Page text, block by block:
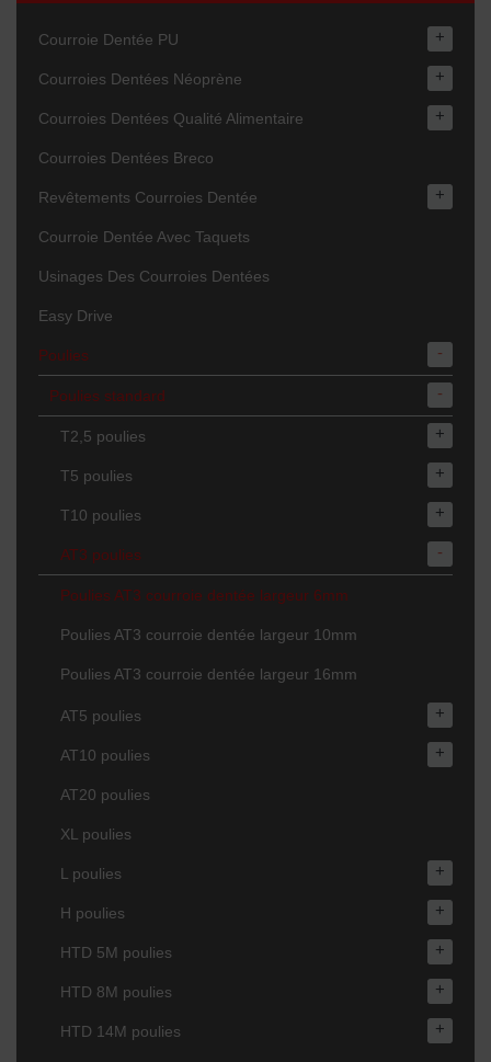
Courroie Dentée PU +
Courroies Dentées Néoprène +
Courroies Dentées Qualité Alimentaire +
Courroies Dentées Breco
Revêtements Courroies Dentée +
Courroie Dentée Avec Taquets
Usinages Des Courroies Dentées
Easy Drive
Poulies -
Poulies standard -
T2,5 poulies +
T5 poulies +
T10 poulies +
AT3 poulies -
Poulies AT3 courroie dentée largeur 6mm
Poulies AT3 courroie dentée largeur 10mm
Poulies AT3 courroie dentée largeur 16mm
AT5 poulies +
AT10 poulies +
AT20 poulies
XL poulies
L poulies +
H poulies +
HTD 5M poulies +
HTD 8M poulies +
HTD 14M poulies +